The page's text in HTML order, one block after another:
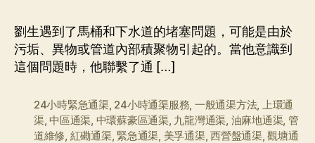
劉生遇到了馬桶和下水道的堵塞問題，可能是由於
污垢、異物或管道內部積聚物引起的。當他意識到
這個問題時，他聯繫了通 […]
24小時緊急通渠, 24小時通渠服務, 一般通渠方法, 上環通
渠,中區通渠, 中環蘇豪區通渠, 九龍灣通渠, 油麻地通渠, 管
道維修, 紅磡通渠, 緊急通渠, 美孚通渠,西營盤通渠,觀塘通